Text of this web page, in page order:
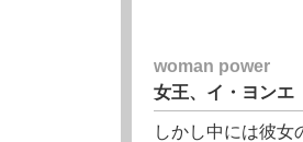
woman power
女王、イ・ヨンエ
しかし中には彼女